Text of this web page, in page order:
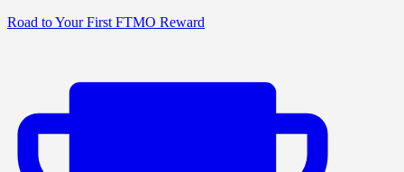
Road to Your First FTMO Reward